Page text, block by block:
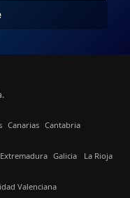
Canarias Cantabria
Extremadura Galicia La Rioja
Valenciana